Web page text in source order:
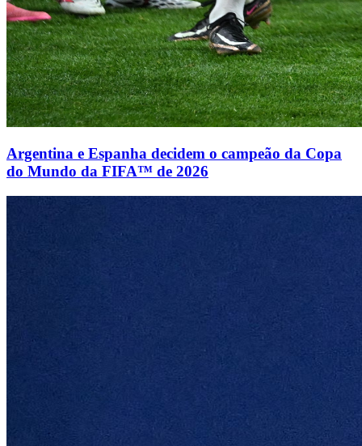
Argentina e Espanha decidem o campeão da Copa
do Mundo da FIFA™ de 2026